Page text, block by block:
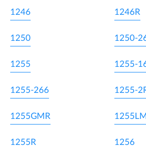
1246 1246R
1250 1250-
1255 1255-
1255-266 1255-
1255GMR
1255R 1256